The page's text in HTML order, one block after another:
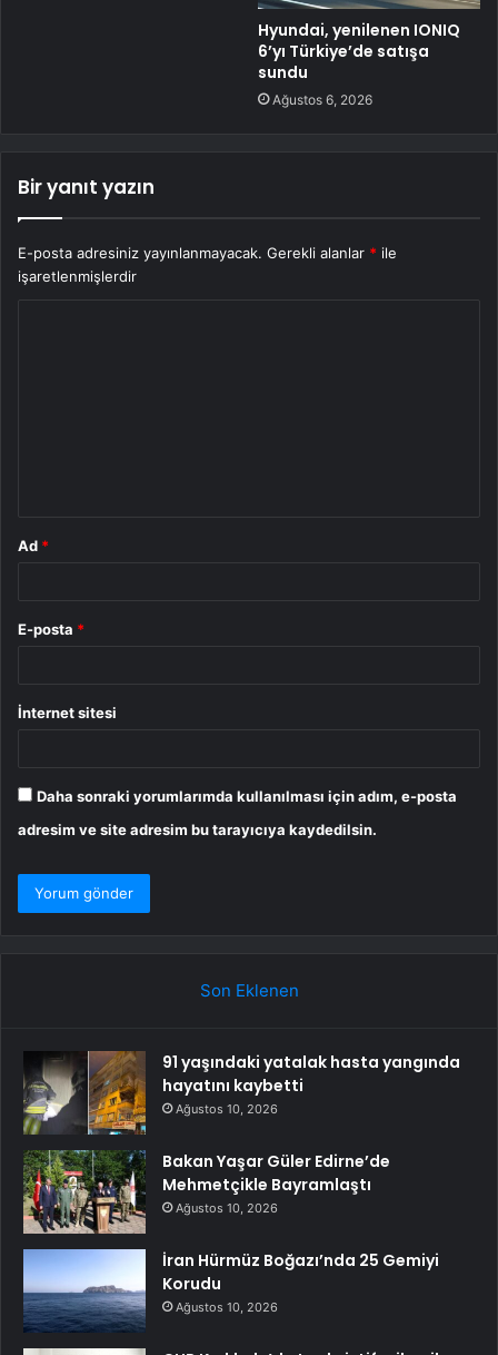
Hyundai, yenilenen IONIQ
6’yı Türkiye’de satışa
sundu
Ağustos 6, 2026
Bir yanıt yazın
E-posta adresiniz yayınlanmayacak. Gerekli alanlar * ile
işaretlenmişlerdir
Ad *
E-posta *
İnternet sitesi
Daha sonraki yorumlarımda kullanılması için adım, e-posta
adresim ve site adresim bu tarayıcıya kaydedilsin.
Son Eklenen
91 yaşındaki yatalak hasta yangında
hayatını kaybetti
Ağustos 10, 2026
Bakan Yaşar Güler Edirne’de
Mehmetçikle Bayramlaştı
Ağustos 10, 2026
İran Hürmüz Boğazı’nda 25 Gemiyi
Korudu
Ağustos 10, 2026